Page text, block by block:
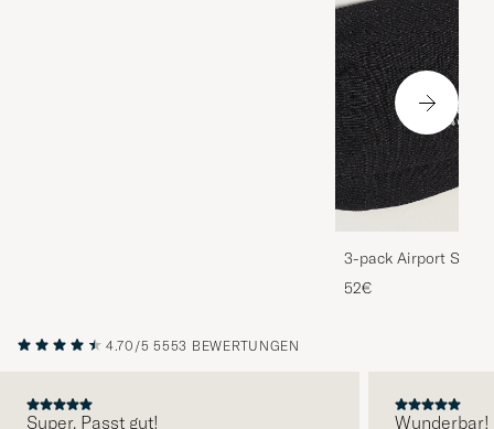
3-pack Airport
Melange
52€
4.70/5 5553 BEWERTUNGEN
Super. Passt gut! Wunderbar!